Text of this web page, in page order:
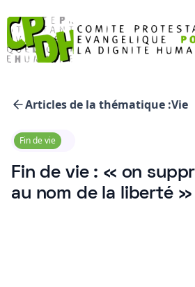
Articles de la thématique :Vie
Fin de vie
Fin de vie : « on
au nom de la liberté »